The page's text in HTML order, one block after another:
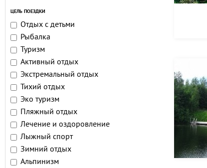
ЦЕЛЬ ПОЕЗДКИ
Отдых с детьми
Рыбалка
Туризм
Активный отдых
Экстремальный отдых
Тихий отдых
Эко туризм
Пляжный отдых
Лечение и оздоровление
Лыжный спорт
Зимний отдых
Альпинизм